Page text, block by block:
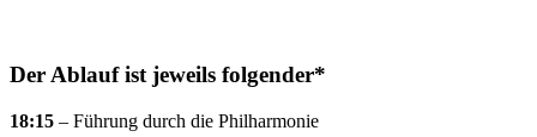
Der Ablauf ist jeweils folgender*
18:15 – Führung durch die Philharmonie